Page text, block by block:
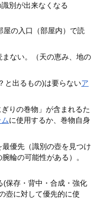
別が出来なくなる
屋の入口（部屋内）で読
ない。（天の恵み、地の
と出るもの)は要らないア
りの巻物」が含まれるた
に使用するか、巻物自身
優先（識別の壺を見つけ
輪の可能性がある）。
(保存・背中・合成・強化
壺に対して優先的に使